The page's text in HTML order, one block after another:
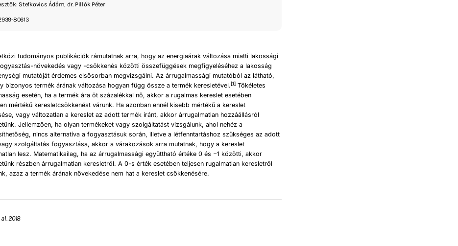
Stefkovics Ádám, dr. Pillók Péter
80613
tudományos publikációk rámutatnak arra, hogy az energiaárak változása miatti lakossági
növekedés vagy -csökkenés közötti összefüggések megfigyeléséhez a lakosság
mutatóját érdemes elsősorban megvizsgálni. Az árrugalmassági mutatóból az látható,
bizonyos termék árának változása hogyan függ össze a termék keresletével.[1]Tökéletes
esetén, ha a termék ára öt százalékkal nő, akkor a rugalmas kereslet esetében
mértékű keresletcsökkenést várunk. Ha azonban ennél kisebb mértékű a kereslet
vagy változatlan a kereslet az adott termék iránt, akkor árrugalmatlan hozzáállásról
Jellemzően, ha olyan termékeket vagy szolgáltatást vizsgálunk, ahol nehéz a
nincs alternatíva a fogyasztásuk során, illetve a létfenntartáshoz szükséges az adott
szolgáltatás fogyasztása, akkor a várakozások arra mutatnak, hogy a kereslet
lesz. Matematikailag, ha az árrugalmassági együttható értéke 0 és −1 közötti, akkor
részben árrugalmatlan keresletről. A 0-s érték esetében teljesen rugalmatlan keresletről
azaz a termék árának növekedése nem hat a kereslet csökkenésére.
al. 2018